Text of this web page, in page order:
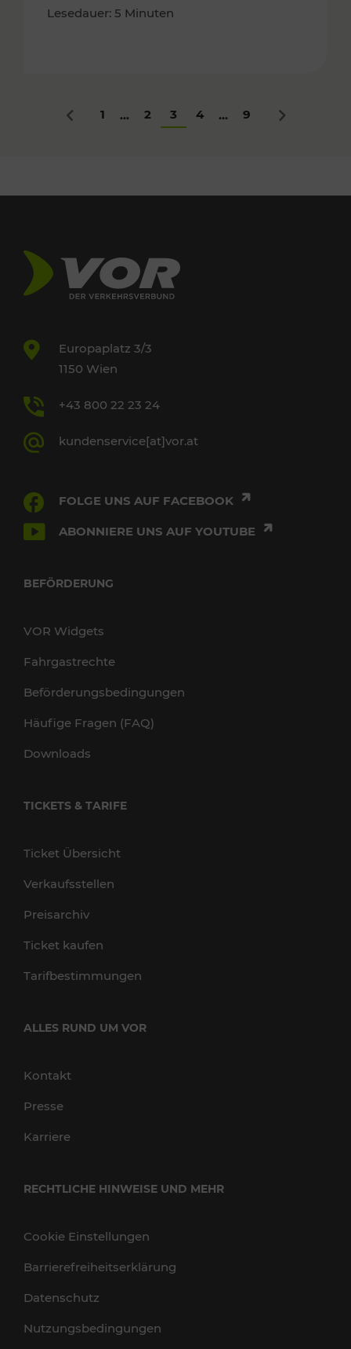
Lesedauer: 5 Minuten
Zurück
1 ... 2 3 4 ... 9 Nächstes
Europaplatz 3/3
1150 Wien
+43 800 22 23 24
kundenservice[at]vor.at
FOLGE UNS AUF FACEBOOK
ABONNIERE UNS AUF YOUTUBE
BEFÖRDERUNG
VOR Widgets
Fahrgastrechte
Beförderungsbedingungen
Häufige Fragen (FAQ)
Downloads
TICKETS & TARIFE
Ticket Übersicht
Verkaufsstellen
Preisarchiv
Ticket kaufen
Tarifbestimmungen
ALLES RUND UM VOR
Kontakt
Presse
Karriere
RECHTLICHE HINWEISE UND MEHR
Cookie Einstellungen
Barrierefreiheitserklärung
Datenschutz
Nutzungsbedingungen